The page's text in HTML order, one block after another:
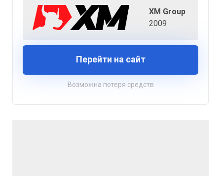
XM Group
2009
Перейти на сайт
Возможна потеря средств